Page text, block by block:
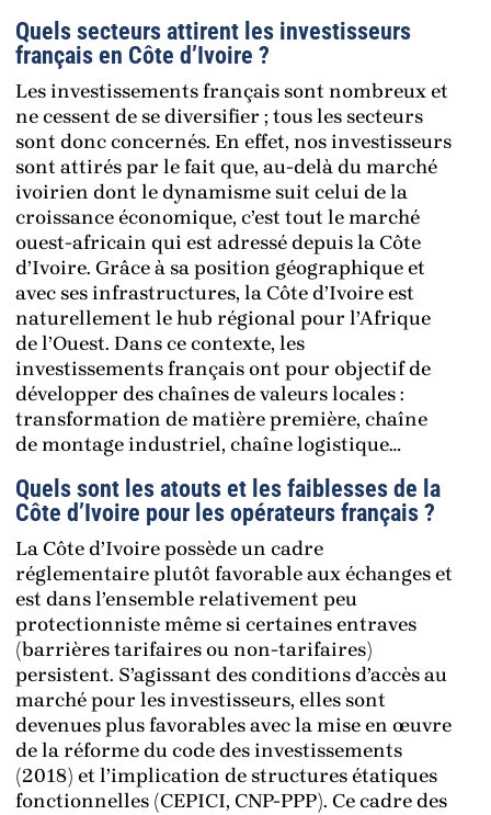
Quels secteurs attirent les investisseurs
français en Côte d’Ivoire ?
Les investissements français sont nombreux et
ne cessent de se diversifier ; tous les secteurs
sont donc concernés. En effet, nos investisseurs
sont attirés par le fait que, au-delà du marché
ivoirien dont le dynamisme suit celui de la
croissance économique, c’est tout le marché
ouest-africain qui est adressé depuis la Côte
d’Ivoire. Grâce à sa position géographique et
avec ses infrastructures, la Côte d’Ivoire est
naturellement le hub régional pour l’Afrique
de l’Ouest. Dans ce contexte, les
investissements français ont pour objectif de
développer des chaînes de valeurs locales :
transformation de matière première, chaîne
de montage industriel, chaîne logistique…
Quels sont les atouts et les faiblesses de la
Côte d’Ivoire pour les opérateurs français ?
La Côte d’Ivoire possède un cadre
réglementaire plutôt favorable aux échanges et
est dans l’ensemble relativement peu
protectionniste même si certaines entraves
(barrières tarifaires ou non-tarifaires)
persistent. S’agissant des conditions d’accès au
marché pour les investisseurs, elles sont
devenues plus favorables avec la mise en œuvre
de la réforme du code des investissements
(2018) et l’implication de structures étatiques
fonctionnelles (CEPICI, CNP-PPP). Ce cadre des